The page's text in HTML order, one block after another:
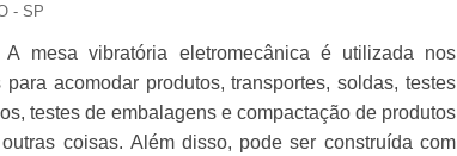
- SP
mesa vibratória eletromecânica é utilizada nos
acomodar produtos, transportes, soldas, testes
testes de embalagens e compactação de produtos
coisas. Além disso, pode ser construída com